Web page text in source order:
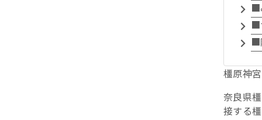
■
■
■
橿原神
奈良県
接する